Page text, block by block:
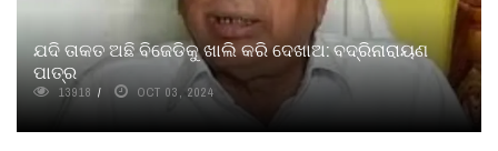
ଯଦି ତାକତ ଅଛି ବିଜେଡିକୁ ଖାଲି କରି ଦେଖାଅ: ବଦ୍ରିନାରାୟଣ
ପାତ୍ର
13918 OCT 03, 2024